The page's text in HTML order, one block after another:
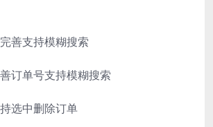
善支持模糊搜索
订单号支持模糊搜索
选中删除订单